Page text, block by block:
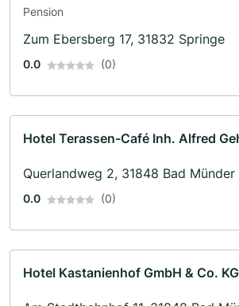
Pension
Zum Ebersberg 17, 31832 Springe
0.0 (0)
Hotel Terassen-Café Inh. Alfred
Querlandweg 2, 31848 Bad Münder
0.0 (0)
Hotel Kastanienhof GmbH & Co. KG